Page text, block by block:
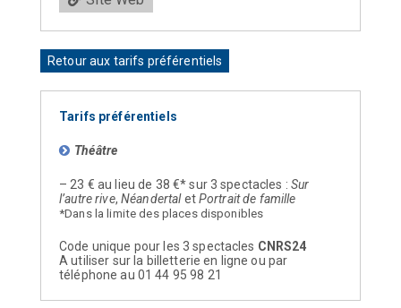
Retour aux tarifs préférentiels
Tarifs préférentiels
Théâtre
– 23 € au lieu de 38 €* sur 3 spectacles :Sur
l’autre rive, NéandertaletPortrait de famille
*Dans la limite des places disponibles
Code unique pour les 3 spectacles CNRS24
A utiliser sur la billetterie en ligne ou par
téléphone au 01 44 95 98 21